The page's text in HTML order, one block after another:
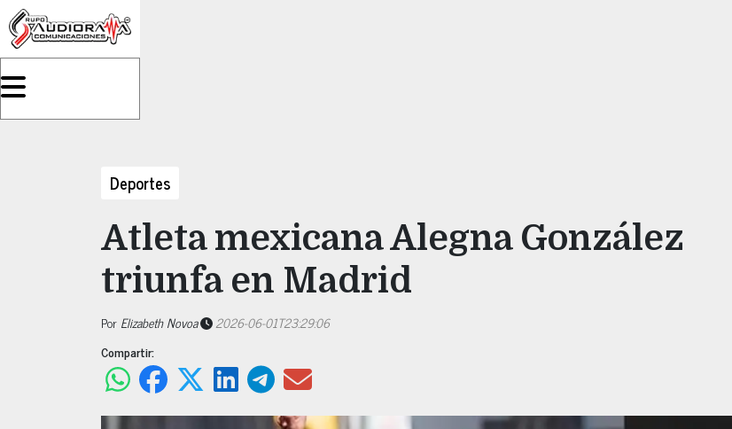
Deportes
Atleta mexicana Alegna González
triunfa en Madrid
Por Elizabeth Novoa
2026-06-01T23:29:06
Compartir: